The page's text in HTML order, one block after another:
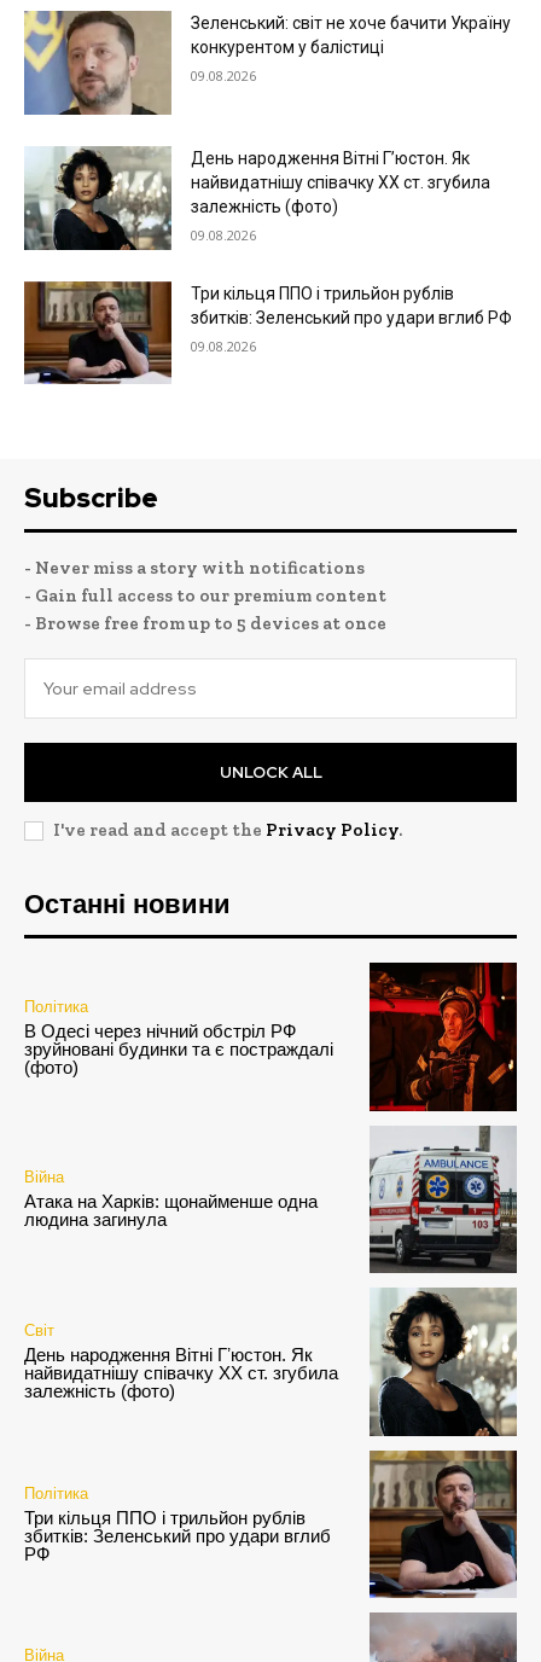
Зеленський: світ не хоче бачити Україну
конкурентом у балістиці
09.08.2026
День народження Вітні Гʼюстон. Як
найвидатнішу співачку ХХ ст. згубила
залежність (фото)
09.08.2026
Три кільця ППО і трильйон рублів
збитків: Зеленський про удари вглиб РФ
09.08.2026
Subscribe
- Never miss a story with notifications
- Gain full access to our premium content
- Browse free from up to 5 devices at once
UNLOCK ALL
I've read and accept the Privacy Policy.
Останні новини
Політика
В Одесі через нічний обстріл РФ
зруйновані будинки та є постраждалі
(фото)
Війна
Атака на Харків: щонайменше одна
людина загинула
Світ
День народження Вітні Гʼюстон. Як
найвидатнішу співачку ХХ ст. згубила
залежність (фото)
Політика
Три кільця ППО і трильйон рублів
збитків: Зеленський про удари вглиб
РФ
Війна